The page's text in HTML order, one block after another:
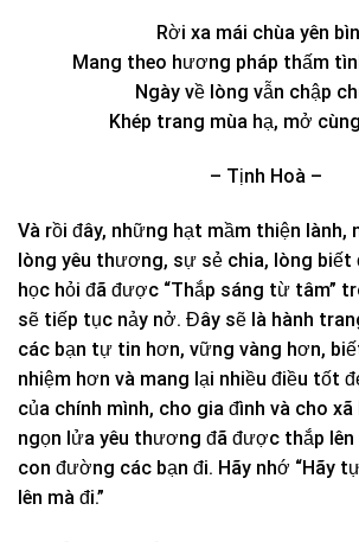
Rời xa mái chùa yên
Mang theo hương pháp thấm
Ngày về lòng vẫn chập
Khép trang mùa hạ, mở
– Tịnh Hoà –
Và rồi đây, những hạt mầm thiện lành,
lòng yêu thương, sự sẻ chia, lòng biết
học hỏi đã được “Thắp sáng từ tâm”
sẽ tiếp tục nảy nở. Đây sẽ là hành
các bạn tự tin hơn, vững vàng hơn,
nhiệm hơn và mang lại nhiều điều tốt
của chính mình, cho gia đình và cho
ngọn lửa yêu thương đã được thắp
con đường các bạn đi. Hãy nhớ “Hãy
lên mà đi.”